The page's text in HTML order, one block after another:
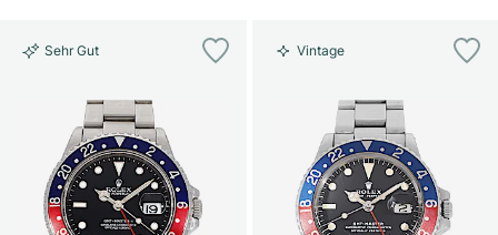
Sehr Gut Vintage